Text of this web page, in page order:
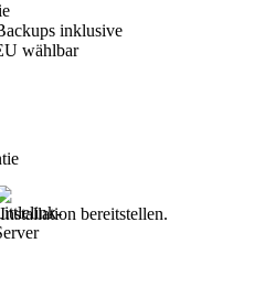
inklusive
wählbar